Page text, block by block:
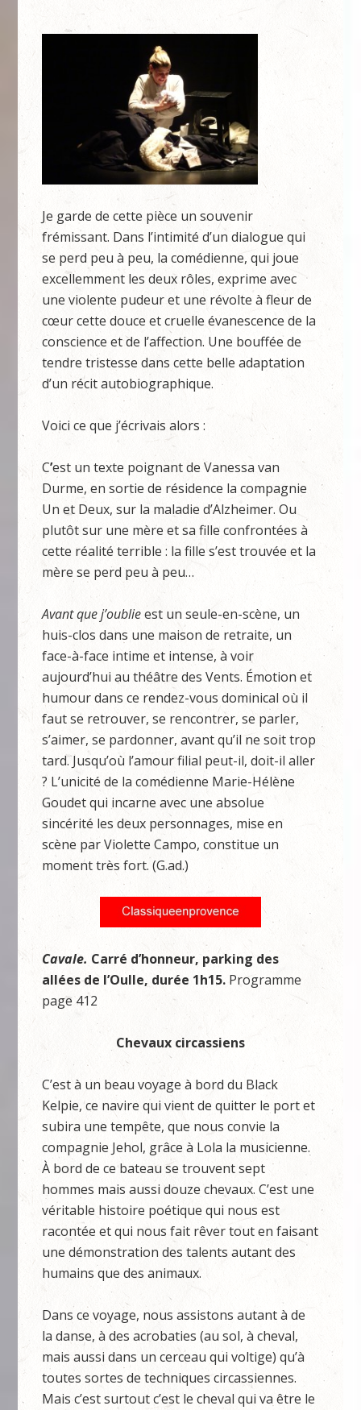
Je garde de cette pièce un souvenir
frémissant. Dans l’intimité d’un dialogue qui
se perd peu à peu, la comédienne, qui joue
excellemment les deux rôles, exprime avec
une violente pudeur et une révolte à fleur de
cœur cette douce et cruelle évanescence de la
conscience et de l’affection. Une bouffée de
tendre tristesse dans cette belle adaptation
d’un récit autobiographique.
Voici ce que j’écrivais alors :
C’est un texte poignant de Vanessa van
Durme, en sortie de résidence la compagnie
Un et Deux, sur la maladie d’Alzheimer. Ou
plutôt sur une mère et sa fille confrontées à
cette réalité terrible : la fille s’est trouvée et la
mère se perd peu à peu…
Avant que j’oublieest un seule-en-scène, un
huis-clos dans une maison de retraite, un
face-à-face intime et intense, à voir
aujourd’hui au théâtre des Vents. Émotion et
humour dans ce rendez-vous dominical où il
faut se retrouver, se rencontrer, se parler,
s’aimer, se pardonner, avant qu’il ne soit trop
tard. Jusqu’où l’amour filial peut-il, doit-il aller
? L’unicité de la comédienne Marie-Hélène
Goudet qui incarne avec une absolue
sincérité les deux personnages, mise en
scène par Violette Campo, constitue un
moment très fort. (G.ad.)
Cavale. Carré d’honneur, parking des
allées de l’Oulle, durée 1h15. Programme
page 412
Chevaux circassiens
C’est à un beau voyage à bord du Black
Kelpie, ce navire qui vient de quitter le port et
subira une tempête, que nous convie la
compagnie Jehol, grâce à Lola la musicienne.
À bord de ce bateau se trouvent sept
hommes mais aussi douze chevaux. C’est une
véritable histoire poétique qui nous est
racontée et qui nous fait rêver tout en faisant
une démonstration des talents autant des
humains que des animaux.
Dans ce voyage, nous assistons autant à de
la danse, à des acrobaties (au sol, à cheval,
mais aussi dans un cerceau qui voltige) qu’à
toutes sortes de techniques circassiennes.
Mais c’est surtout c’est le cheval qui va être le